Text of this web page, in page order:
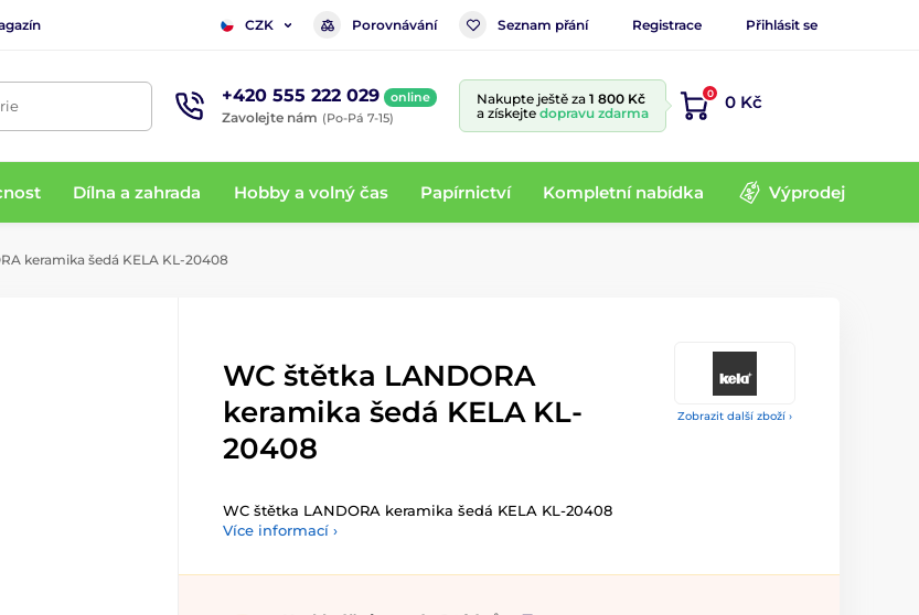
CZK Porovnávání Seznam přání Registrace Přihlásit se
+420 555 222 029 online
Zavolejte nám (Po-Pá 7-15)
Nakupte ještě za 1 800 Kč
a získejte dopravu zdarma
0 0 Kč
Dílna a zahrada Hobby a volný čas Papírnictví Kompletní nabídka Výprodej
keramika šedá KELA KL-20408
Zobrazit další zboží ›
WC štětka LANDORA
keramika šedá KELA KL-
20408
WC štětka LANDORA keramika šedá KELA KL-20408
Více informací ›